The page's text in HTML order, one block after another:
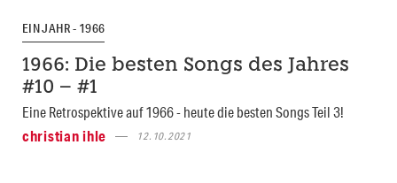
EIN JAHR - 1966
1966: Die besten Songs des Jahres
#10 – #1
Eine Retrospektive auf 1966 - heute die besten Songs Teil 3!
christian ihle
12.10.2021